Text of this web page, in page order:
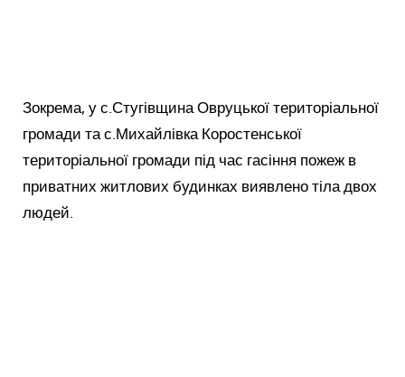
Зокрема, у с.Стугівщина Овруцької територіальної
громади та с.Михайлівка Коростенської
територіальної громади під час гасіння пожеж в
приватних житлових будинках виявлено тіла двох
людей.